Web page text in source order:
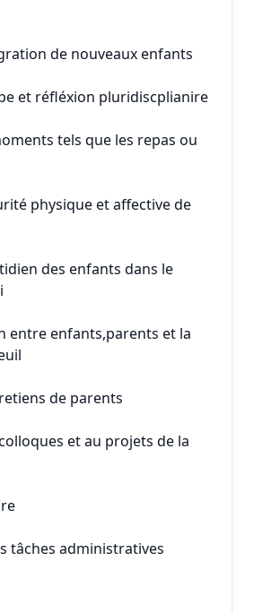
de nouveaux enfants
et réfléxion pluridiscplianire
tels que les repas ou
physique et affective de
des enfants dans le
entre enfants,parents et la
de parents
et au projets de la
tâches administratives